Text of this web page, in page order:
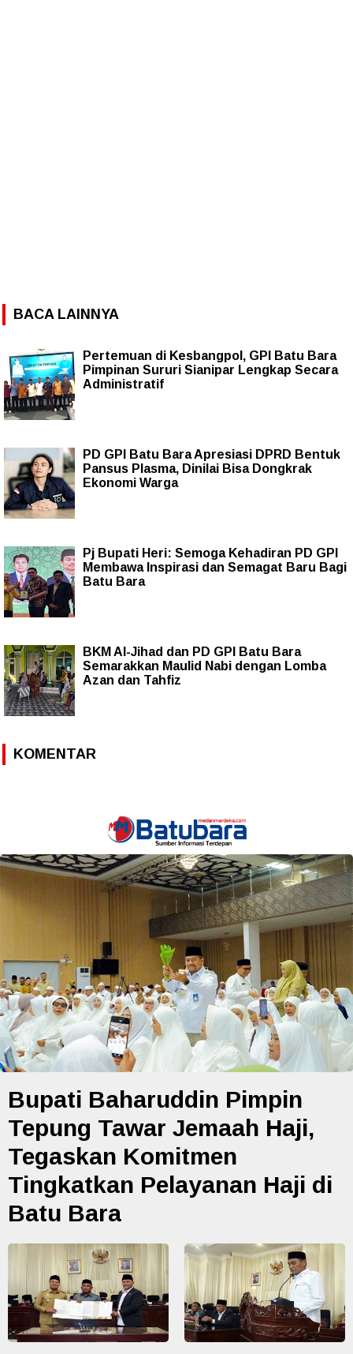
BACA LAINNYA
Pertemuan di Kesbangpol, GPI Batu Bara
Pimpinan Sururi Sianipar Lengkap Secara
Administratif
PD GPI Batu Bara Apresiasi DPRD Bentuk
Pansus Plasma, Dinilai Bisa Dongkrak
Ekonomi Warga
Pj Bupati Heri: Semoga Kehadiran PD GPI
Membawa Inspirasi dan Semagat Baru Bagi
Batu Bara
BKM Al-Jihad dan PD GPI Batu Bara
Semarakkan Maulid Nabi dengan Lomba
Azan dan Tahfiz
KOMENTAR
Bupati Baharuddin Pimpin
Tepung Tawar Jemaah Haji,
Tegaskan Komitmen
Tingkatkan Pelayanan Haji di
Batu Bara